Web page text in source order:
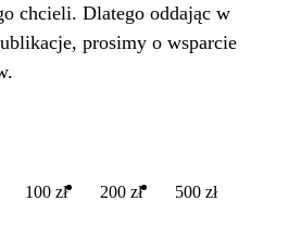
chcieli. Dlatego oddając w
prosimy o wsparcie
100 zł 200 zł 500 zł